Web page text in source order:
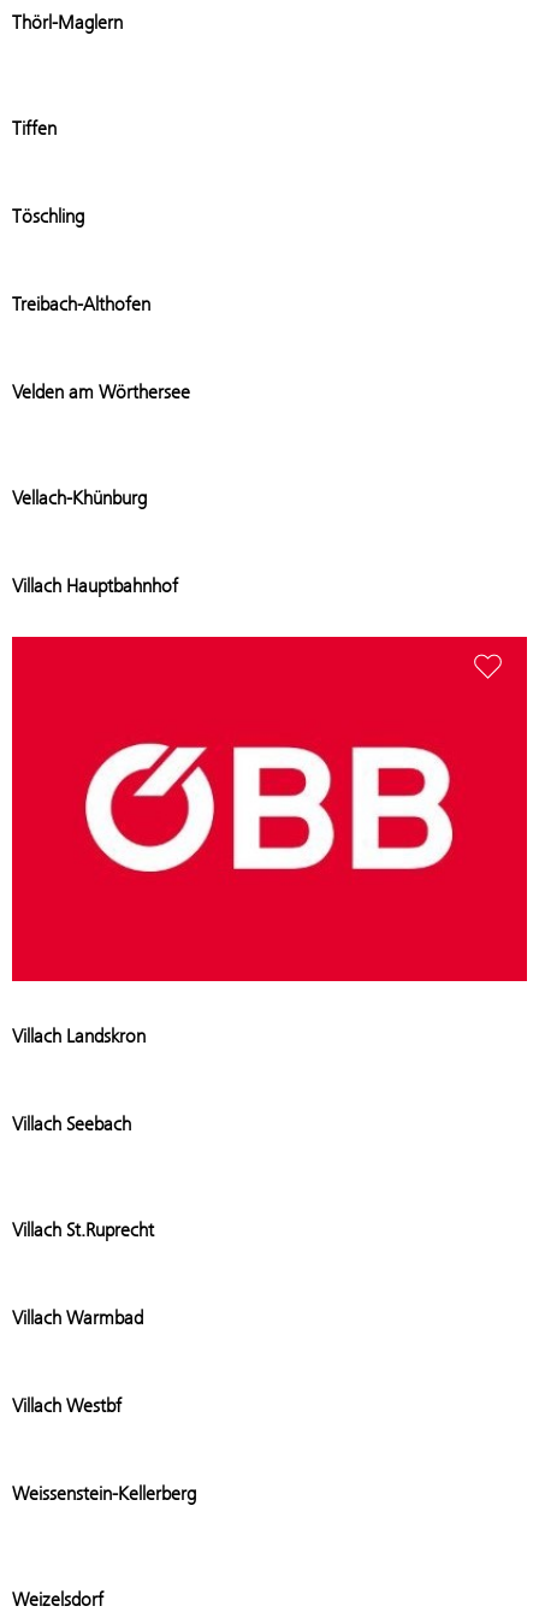
Thörl-Maglern
Tiffen
Töschling
Treibach-Althofen
Velden am Wörthersee
Vellach-Khünburg
Villach Hauptbahnhof
Villach Landskron
Add
Villach Seebach
Villach St.Ruprecht
Villach Warmbad
Villach Westbf
Weissenstein-Kellerberg
Weizelsdorf